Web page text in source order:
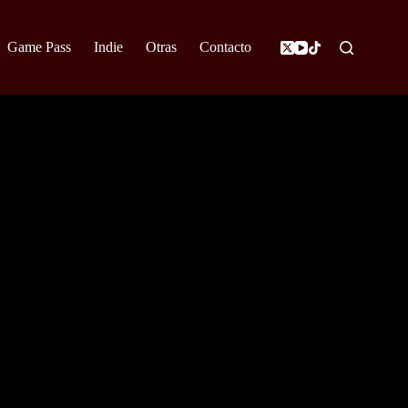
Game Pass Indie Otras Contacto